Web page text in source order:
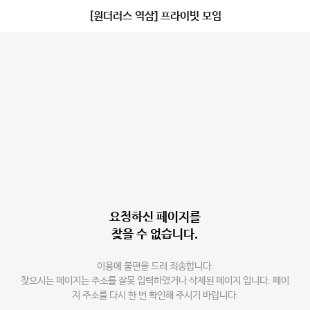
[원더러스 역삼] 프라이빗 모임
요청하신 페이지를
찾을 수 없습니다.
이용에 불편을 드려 죄송합니다.
찾으시는 페이지는 주소를 잘못 입력하였거나 삭제된 페이지 입니다. 페이
지 주소를 다시 한 번 확인해 주시기 바랍니다.